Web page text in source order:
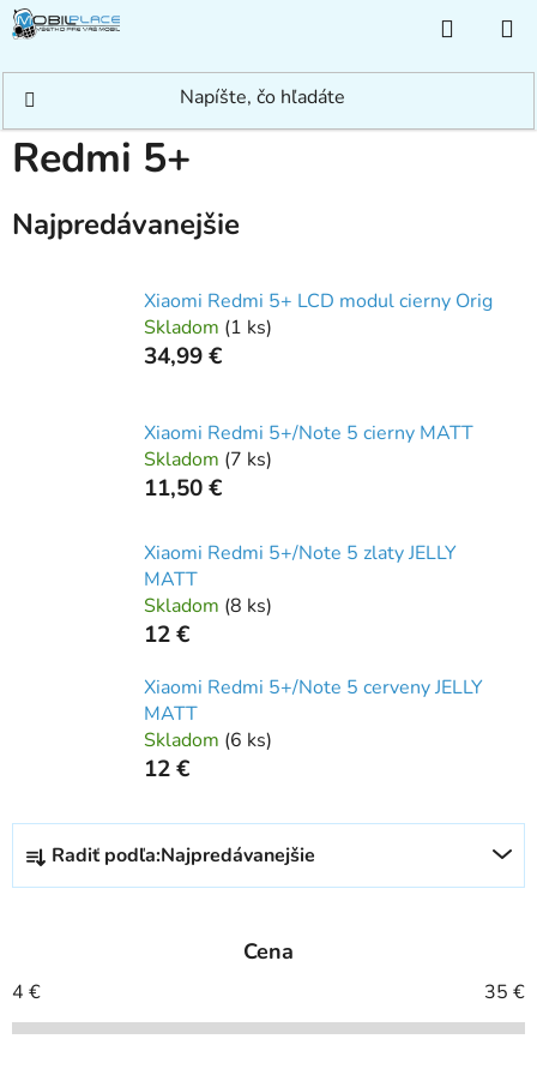
Prejsť
na
KOŠÍK
Xiaomi / Redmi / Redmi 5+
Redmi 5+
Najpredávanejšie
Xiaomi Redmi 5+ LCD modul cierny Orig
Skladom (1 ks)
34,99 €
Xiaomi Redmi 5+/Note 5 cierny MATT
Skladom (7 ks)
11,50 €
Xiaomi Redmi 5+/Note 5 zlaty JELLY
MATT
Skladom (8 ks)
12 €
Xiaomi Redmi 5+/Note 5 cerveny JELLY
MATT
Skladom (6 ks)
12 €
R
d
i
e
Radiť podľa:Najpredávanejšie
Cena
4 € 35 €